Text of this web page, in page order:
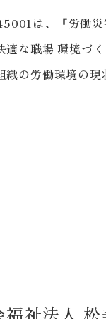
は、『労働災
適な職場 環境づ
織の労働環境の
福祉法人